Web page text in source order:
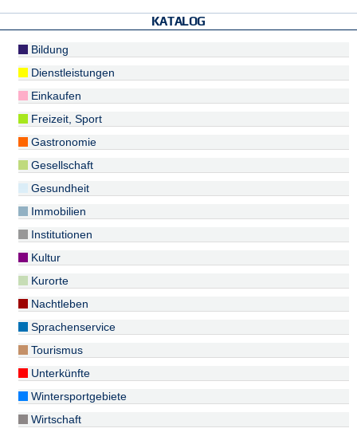
KATALOG
Bildung
Dienstleistungen
Einkaufen
Freizeit, Sport
Gastronomie
Gesellschaft
Gesundheit
Immobilien
Institutionen
Kultur
Kurorte
Nachtleben
Sprachenservice
Tourismus
Unterkünfte
Wintersportgebiete
Wirtschaft